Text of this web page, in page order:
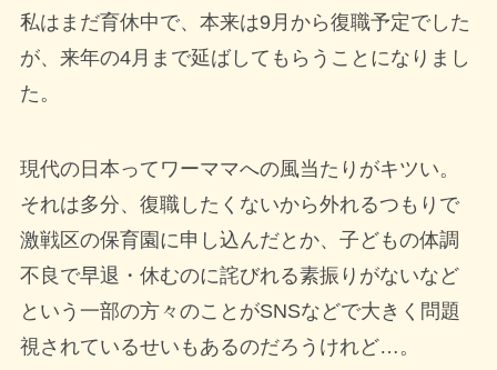
私はまだ育休中で、本来は9月から復職予定でした
が、来年の4月まで延ばしてもらうことになりまし
た。
現代の日本ってワーママへの風当たりがキツい。
それは多分、復職したくないから外れるつもりで
激戦区の保育園に申し込んだとか、子どもの体調
不良で早退・休むのに詫びれる素振りがないなど
という一部の方々のことがSNSなどで大きく問題
視されているせいもあるのだろうけれど…。